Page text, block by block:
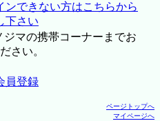
ンできない方はこちらから
下さい
マの携帯コーナーまでお
さい。
員登録
ページトップへ
マイページへ